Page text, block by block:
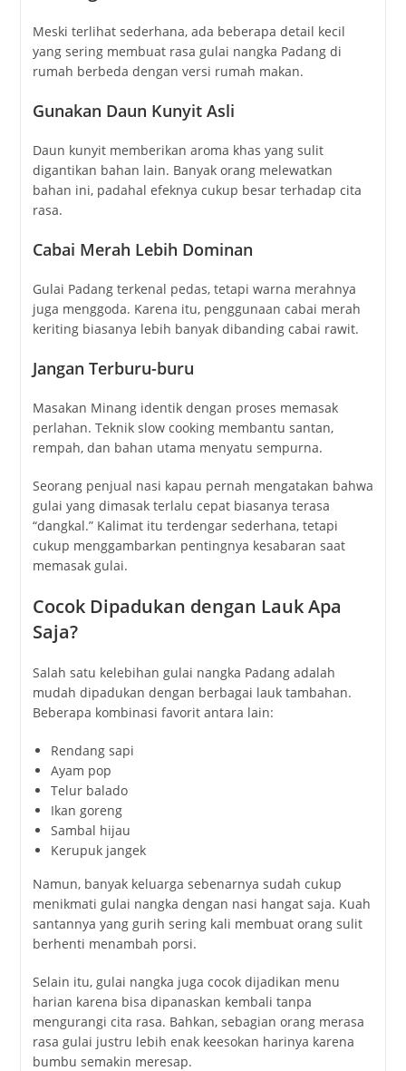
Meski terlihat sederhana, ada beberapa detail kecil
yang sering membuat rasa gulai nangka Padang di
rumah berbeda dengan versi rumah makan.
Gunakan Daun Kunyit Asli
Daun kunyit memberikan aroma khas yang sulit
digantikan bahan lain. Banyak orang melewatkan
bahan ini, padahal efeknya cukup besar terhadap cita
rasa.
Cabai Merah Lebih Dominan
Gulai Padang terkenal pedas, tetapi warna merahnya
juga menggoda. Karena itu, penggunaan cabai merah
keriting biasanya lebih banyak dibanding cabai rawit.
Jangan Terburu-buru
Masakan Minang identik dengan proses memasak
perlahan. Teknik slow cooking membantu santan,
rempah, dan bahan utama menyatu sempurna.
Seorang penjual nasi kapau pernah mengatakan bahwa
gulai yang dimasak terlalu cepat biasanya terasa
“dangkal.” Kalimat itu terdengar sederhana, tetapi
cukup menggambarkan pentingnya kesabaran saat
memasak gulai.
Cocok Dipadukan dengan Lauk Apa
Saja?
Salah satu kelebihan gulai nangka Padang adalah
mudah dipadukan dengan berbagai lauk tambahan.
Beberapa kombinasi favorit antara lain:
Rendang sapi
Ayam pop
Telur balado
Ikan goreng
Sambal hijau
Kerupuk jangek
Namun, banyak keluarga sebenarnya sudah cukup
menikmati gulai nangka dengan nasi hangat saja. Kuah
santannya yang gurih sering kali membuat orang sulit
berhenti menambah porsi.
Selain itu, gulai nangka juga cocok dijadikan menu
harian karena bisa dipanaskan kembali tanpa
mengurangi cita rasa. Bahkan, sebagian orang merasa
rasa gulai justru lebih enak keesokan harinya karena
bumbu semakin meresap.